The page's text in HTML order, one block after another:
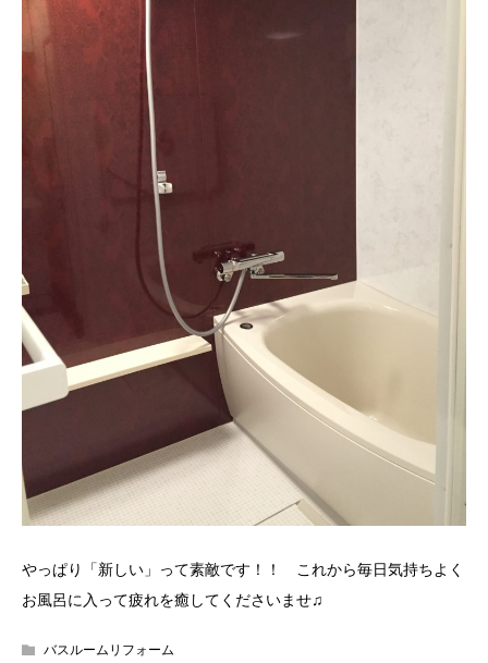
やっぱり「新しい」って素敵です！！ これから毎日気持ちよく
お風呂に入って疲れを癒してくださいませ♫
バスルームリフォーム